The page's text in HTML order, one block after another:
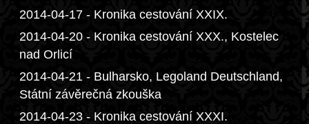
2014-04-17 - Kronika cestování XXIX.
2014-04-20 - Kronika cestování XXX., Kostelec
nad Orlicí
2014-04-21 - Bulharsko, Legoland Deutschland,
Státní závěrečná zkouška
2014-04-23 - Kronika cestování XXXI.